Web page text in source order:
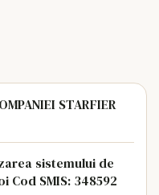
STARFIER
sistemului de
SMIS: 348592